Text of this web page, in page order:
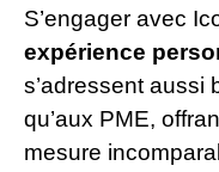
S’engager avec
expérience
s’adressent aussi
qu’aux PME,
mesure